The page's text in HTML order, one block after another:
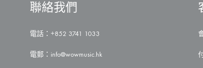
菊
梓
林
爭
聯絡我們
電話：+852 3741 1033
電郵： info@wowmusic.hk